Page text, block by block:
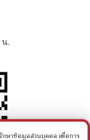
น.
กษาข้อมูลส่วนบุคคล เพื่อการ